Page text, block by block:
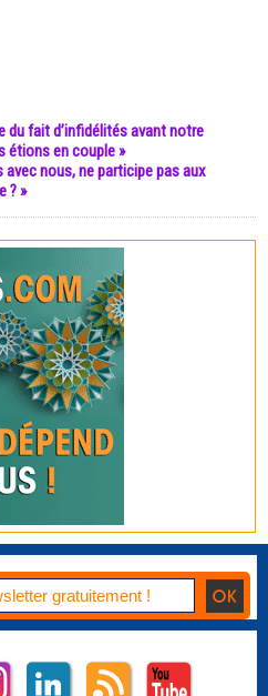
du fait d’infidélités avant notre
étions en couple »
avec nous, ne participe pas aux
? »